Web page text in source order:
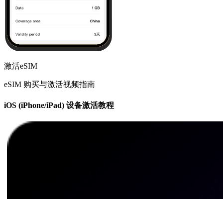
激活eSIM
eSIM 购买与激活视频指南
iOS (iPhone/iPad) 设备激活教程